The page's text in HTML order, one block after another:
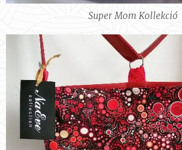
Super Mom Kollekció